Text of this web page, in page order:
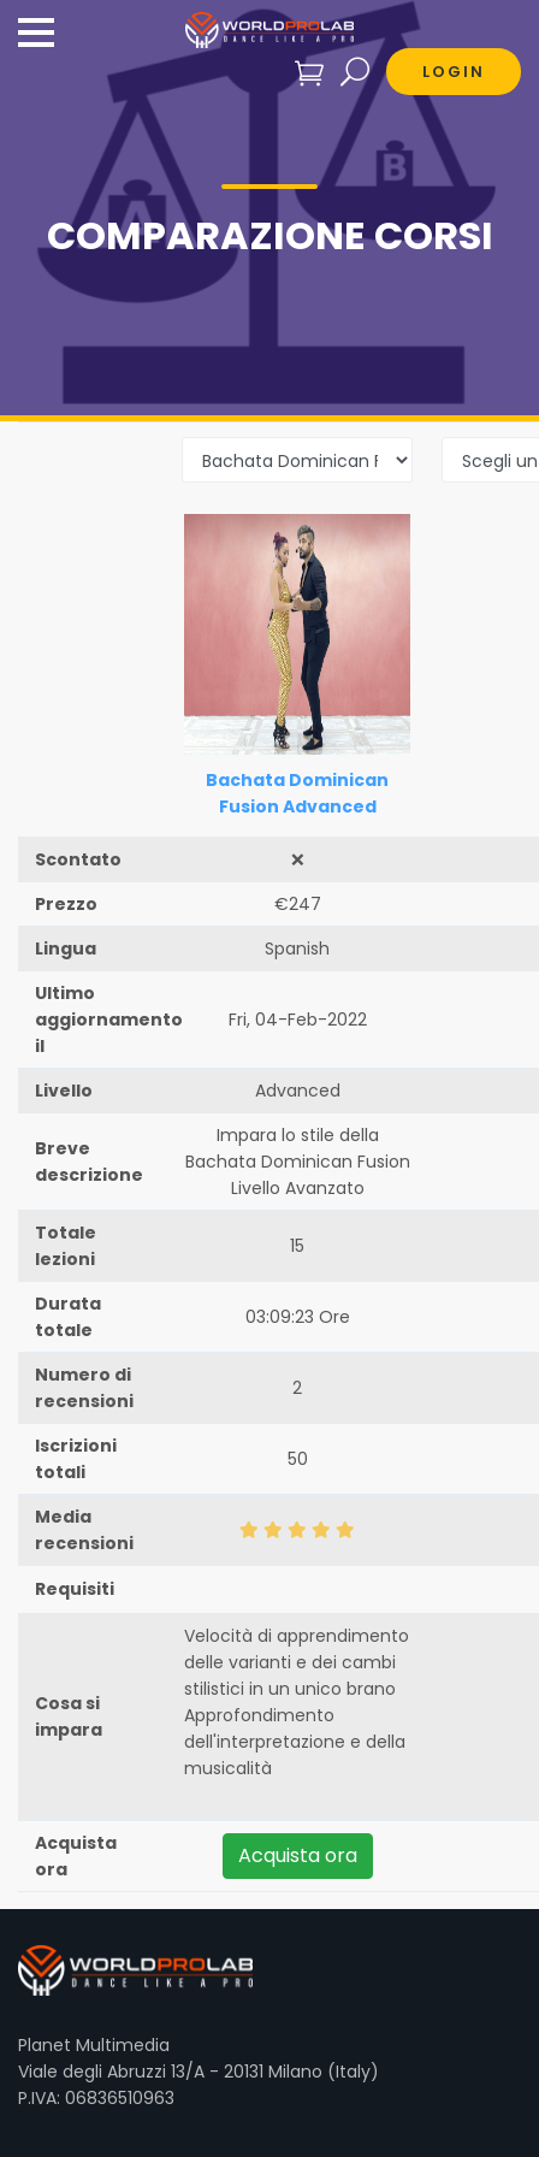
COMPARAZIONE CORSI
Bachata Dominican
Fusion Advanced
Scontato
❌
Prezzo
€247
Lingua
Spanish
Ultimo
aggiornamento
il
Fri, 04-Feb-2022
Livello Advanced
Breve
descrizione
Impara lo stile della
Bachata Dominican Fusion
Livello Avanzato
Totale
lezioni
15
Durata
totale
03:09:23 Ore
Numero di
recensioni
2
Iscrizioni
totali
50
Media
recensioni
Requisiti
Cosa si
impara
Velocità di apprendimento
delle varianti e dei cambi
stilistici in un unico brano
Approfondimento
dell'interpretazione e della
musicalità
Acquista
ora
Acquista ora
Planet Multimedia
Viale degli Abruzzi 13/A - 20131 Milano (Italy)
P.IVA: 06836510963
LOGIN